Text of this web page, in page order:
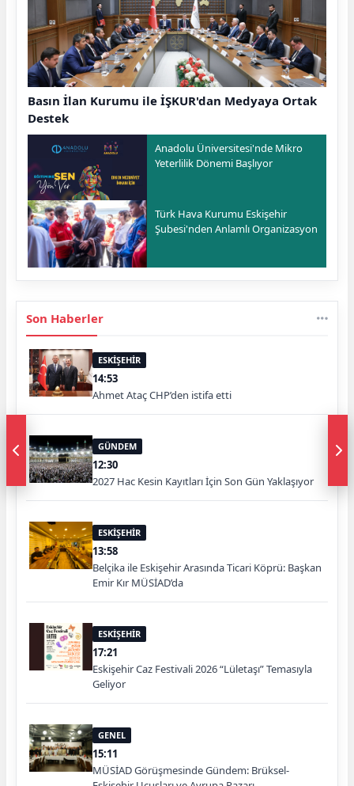
Basın İlan Kurumu ile İŞKUR'dan Medyaya Ortak
Destek
Anadolu Üniversitesi'nde Mikro
Yeterlilik Dönemi Başlıyor
Türk Hava Kurumu Eskişehir
Şubesi'nden Anlamlı Organizasyon
Son Haberler
ESKİŞEHİR
14:53
Ahmet Ataç CHP’den istifa etti
GÜNDEM
12:30
2027 Hac Kesin Kayıtları İçin Son Gün Yaklaşıyor
ESKİŞEHİR
13:58
Belçika ile Eskişehir Arasında Ticari Köprü: Başkan
Emir Kır MÜSİAD’da
ESKİŞEHİR
17:21
Eskişehir Caz Festivali 2026 “Lületaşı” Temasıyla
Geliyor
GENEL
15:11
MÜSİAD Görüşmesinde Gündem: Brüksel-